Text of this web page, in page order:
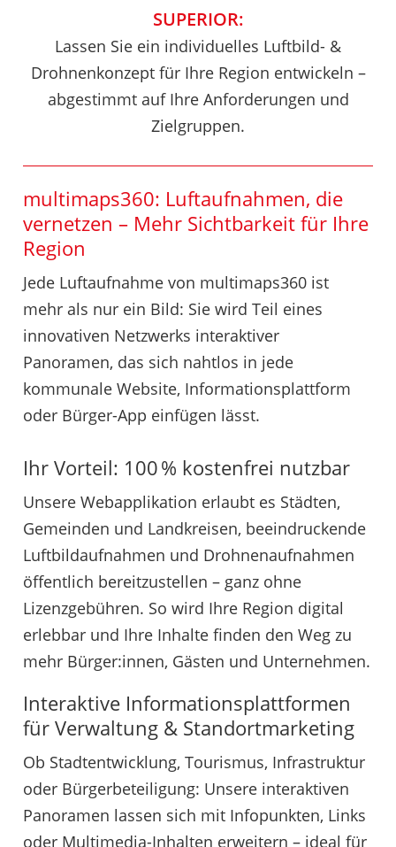
SUPERIOR:
Lassen Sie ein individuelles Luftbild- &
Drohnenkonzept für Ihre Region entwickeln –
abgestimmt auf Ihre Anforderungen und
Zielgruppen.
multimaps360: Luftaufnahmen, die
vernetzen – Mehr Sichtbarkeit für Ihre
Region
Jede Luftaufnahme von multimaps360 ist
mehr als nur ein Bild: Sie wird Teil eines
innovativen Netzwerks interaktiver
Panoramen, das sich nahtlos in jede
kommunale Website, Informationsplattform
oder Bürger-App einfügen lässt.
Ihr Vorteil: 100 % kostenfrei nutzbar
Unsere Webapplikation erlaubt es Städten,
Gemeinden und Landkreisen, beeindruckende
Luftbildaufnahmen und Drohnenaufnahmen
öffentlich bereit­zustellen – ganz ohne
Lizenzgebühren. So wird Ihre Region digital
erlebbar und Ihre Inhalte finden den Weg zu
mehr Bürger:innen, Gästen und Unternehmen.
Interaktive Informationsplattformen
für Verwaltung & Standortmarketing
Ob Stadtentwicklung, Tourismus, Infrastruktur
oder Bürgerbeteiligung: Unsere interaktiven
Panoramen lassen sich mit Infopunkten, Links
oder Multimedia-Inhalten erweitern – ideal für